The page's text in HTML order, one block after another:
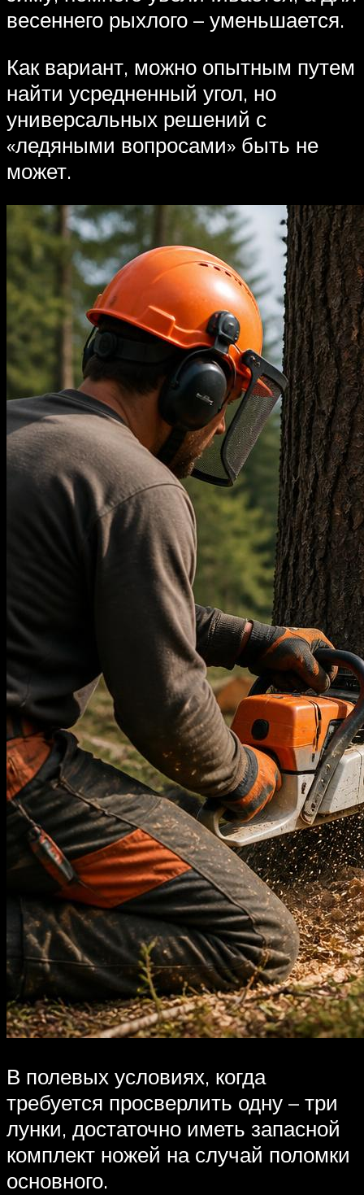
весеннего рыхлого – уменьшается.
Как вариант, можно опытным путем
найти усредненный угол, но
универсальных решений с
«ледяными вопросами» быть не
может.
В полевых условиях, когда
требуется просверлить одну – три
лунки, достаточно иметь запасной
комплект ножей на случай поломки
основного.